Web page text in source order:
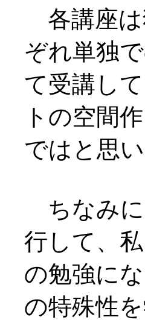
各講座は
ぞれ単独
て受講し
トの空間
ではと思い
ちなみに
行して、
の勉強に
の特殊性